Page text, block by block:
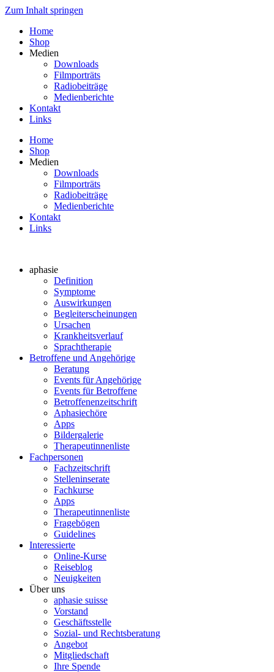
Zum Inhalt springen
Home
Shop
Medien
Downloads
Filmporträts
Radiobeiträge
Medienberichte
Kontakt
Links
Home
Shop
Medien
Downloads
Filmporträts
Radiobeiträge
Medienberichte
Kontakt
Links
aphasie
Definition
Symptome
Auswirkungen
Begleiterscheinungen
Ursachen
Krankheitsverlauf
Sprachtherapie
Betroffene und Angehörige
Beratung
Events für Angehörige
Events für Betroffene
Betroffenenzeitschrift
Aphasiechöre
Apps
Bildergalerie
Therapeutinnenliste
Fachpersonen
Fachzeitschrift
Stelleninserate
Fachkurse
Apps
Therapeutinnenliste
Fragebögen
Guidelines
Interessierte
Online-Kurse
Reiseblog
Neuigkeiten
Über uns
aphasie suisse
Vorstand
Geschäftsstelle
Sozial- und Rechtsberatung
Angebot
Mitgliedschaft
Ihre Spende